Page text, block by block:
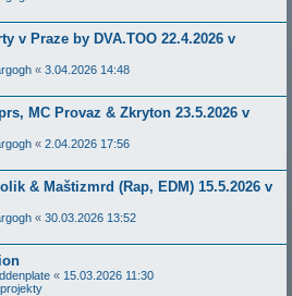
v Praze by DVA.TOO 22.4.2026 v
« 3.04.2026 14:48
MC Provaz & Zkryton 23.5.2026 v
« 2.04.2026 17:56
& Maštizmrd (Rap, EDM) 15.5.2026 v
« 30.03.2026 13:52
« 15.03.2026 11:30